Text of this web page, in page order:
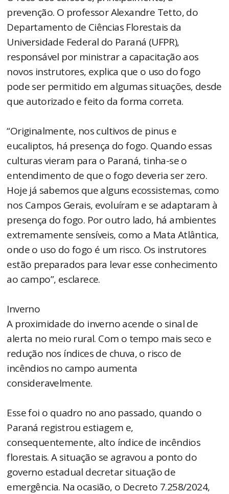
prevenção. O professor Alexandre Tetto, do
Departamento de Ciências Florestais da
Universidade Federal do Paraná (UFPR),
responsável por ministrar a capacitação aos
novos instrutores, explica que o uso do fogo
pode ser permitido em algumas situações, desde
que autorizado e feito da forma correta.
“Originalmente, nos cultivos de pinus e
eucaliptos, há presença do fogo. Quando essas
culturas vieram para o Paraná, tinha-se o
entendimento de que o fogo deveria ser zero.
Hoje já sabemos que alguns ecossistemas, como
nos Campos Gerais, evoluíram e se adaptaram à
presença do fogo. Por outro lado, há ambientes
extremamente sensíveis, como a Mata Atlântica,
onde o uso do fogo é um risco. Os instrutores
estão preparados para levar esse conhecimento
ao campo”, esclarece.
Inverno
A proximidade do inverno acende o sinal de
alerta no meio rural. Com o tempo mais seco e
redução nos índices de chuva, o risco de
incêndios no campo aumenta
consideravelmente.
Esse foi o quadro no ano passado, quando o
Paraná registrou estiagem e,
consequentemente, alto índice de incêndios
florestais. A situação se agravou a ponto do
governo estadual decretar situação de
emergência. Na ocasião, o Decreto 7.258/2024,